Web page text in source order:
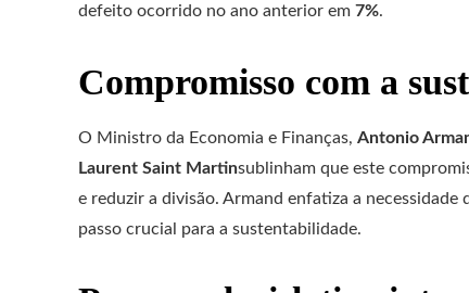
defeito ocorrido no ano anterior em 7%.
Compromisso com a
O Ministro da Economia e Finanças, Antonio
Laurent Saint Martinsublinham que este
e reduzir a divisão. Armand enfatiza a
passo crucial para a sustentabilidade.